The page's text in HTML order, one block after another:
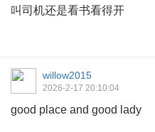
叫司机还是看书看得开
willow2015
2026-2-17 20:10:04
good place and good lady